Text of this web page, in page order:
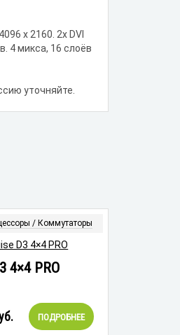
x 2160. 2х DVI
4 микса, 16 слоёв
уточняйте.
/ Коммутаторы
4×4 PRO
ПОДРОБНЕЕ